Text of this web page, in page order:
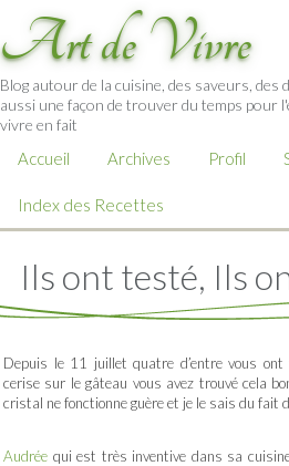
Art de Vivre
Blog autour de la cuisine, des saveurs, des
aussi une façon de trouver du temps pour
vivre en fait
Accueil Archives Profil
Index des Recettes
Ils ont testé, Ils
Depuis le 11 juillet quatre d’entre vous
cerise sur le gâteau vous avez trouvé cela
cristal ne fonctionne guère et je le sais du fait
Audrée qui est très inventive dans sa